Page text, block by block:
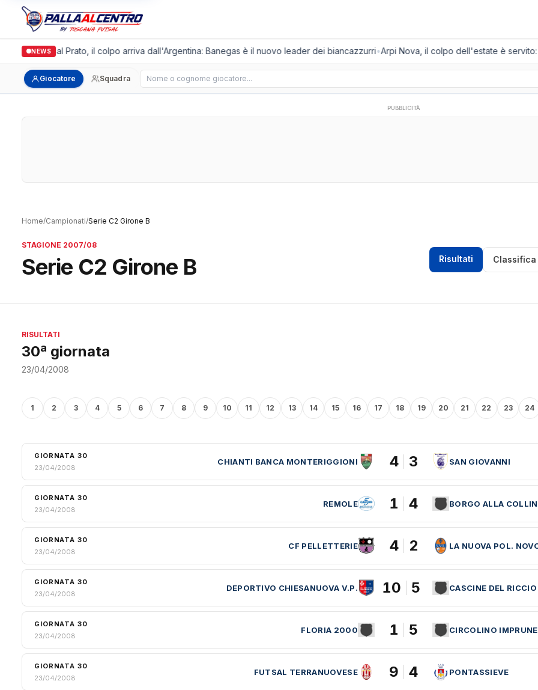
NEWS
Futsal Prato, il colpo arriva dall'Argentina: Banegas è il nuovo leader dei biancazzurri•Arpi Nova, il colpo dell'estate è servito:
Giocatore Squadra Cerca giocatore
PUBBLICITÀ
Home/Campionati/Serie C2 Girone B
STAGIONE 2007/08
Serie C2 Girone B Risultati Classifica
RISULTATI
30ª giornata
23/04/2008
1 2 3 4 5 6 7 8 9 10 11 12 13 14 15 16 17 18 19 20 21 22 23 24
GIORNATA 30
23/04/2008
CHIANTI BANCA MONTERIGGIONI 4 3 SAN GIOVANNI
GIORNATA 30
23/04/2008
REMOLE 1 4 BORGO ALLA
GIORNATA 30
23/04/2008
CF PELLETTERIE 4 2 LA NUOVA POL.
GIORNATA 30
23/04/2008
DEPORTIVO CHIESANUOVA V.P. 10 5 CASCINE DEL RICCIO
GIORNATA 30
23/04/2008
FLORIA 2000 1 5 CIRCOLINO
GIORNATA 30
23/04/2008
FUTSAL TERRANUOVESE 9 4 PONTASSIEVE